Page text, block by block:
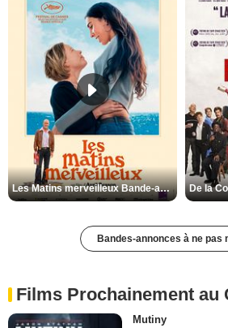
Les Matins merveilleux Bande-annonce VF
Bandes-annonces à ne pas
Films Prochainement au
Mutiny